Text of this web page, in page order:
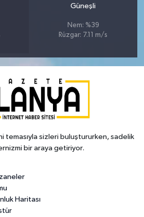
Güneşli
Nem: %39
Rüzgar: 7.11 m/s
temasıyla sizleri buluştururken, sadelik
bir araya getiriyor.
Haritası